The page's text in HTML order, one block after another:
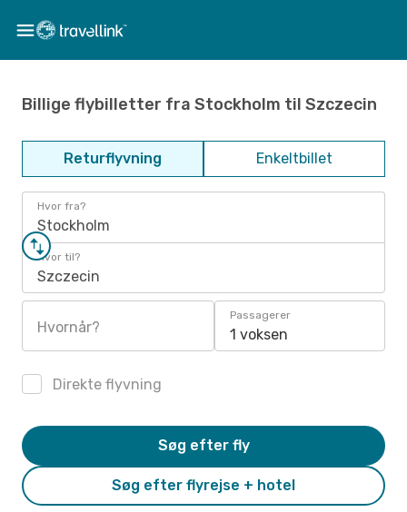
Billige flybilletter fra Stockholm til Szczecin
Returflyvning Enkeltbillet
Hvor fra?
Stockholm
Hvor til?
Szczecin
Hvornår?
Passagerer
1 voksen
Direkte flyvning
Søg efter flyrejse + hotel
Søg efter fly